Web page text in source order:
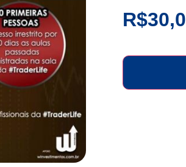
R$